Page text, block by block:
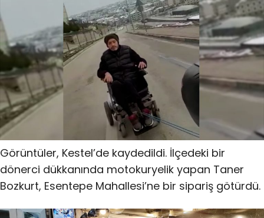
Görüntüler, Kestel’de kaydedildi. İlçedeki bir
dönerci dükkanında motokuryelik yapan Taner
Bozkurt, Esentepe Mahallesi’ne bir sipariş götürdü.